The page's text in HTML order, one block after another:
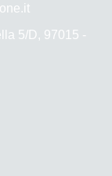
5/D, 97015 -